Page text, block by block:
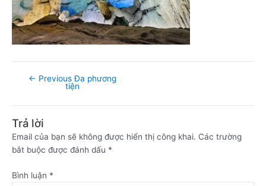
← Previous Đa phương
tiện
Trả lời
Email của bạn sẽ không được hiển thị công khai. Các trường
bắt buộc được đánh dấu *
Bình luận *